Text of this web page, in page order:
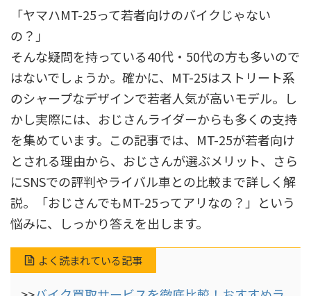
「ヤマハMT-25って若者向けのバイクじゃない
の？」
そんな疑問を持っている40代・50代の方も多いので
はないでしょうか。確かに、MT-25はストリート系
のシャープなデザインで若者人気が高いモデル。し
かし実際には、おじさんライダーからも多くの支持
を集めています。この記事では、MT-25が若者向け
とされる理由から、おじさんが選ぶメリット、さら
にSNSでの評判やライバル車との比較まで詳しく解
説。「おじさんでもMT-25ってアリなの？」という
悩みに、しっかり答えを出します。
よく読まれている記事